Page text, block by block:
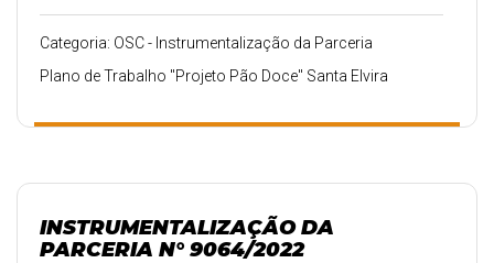
Categoria: OSC - Instrumentalização da Parceria
Plano de Trabalho "Projeto Pão Doce" Santa Elvira
INSTRUMENTALIZAÇÃO DA
PARCERIA N° 9064/2022